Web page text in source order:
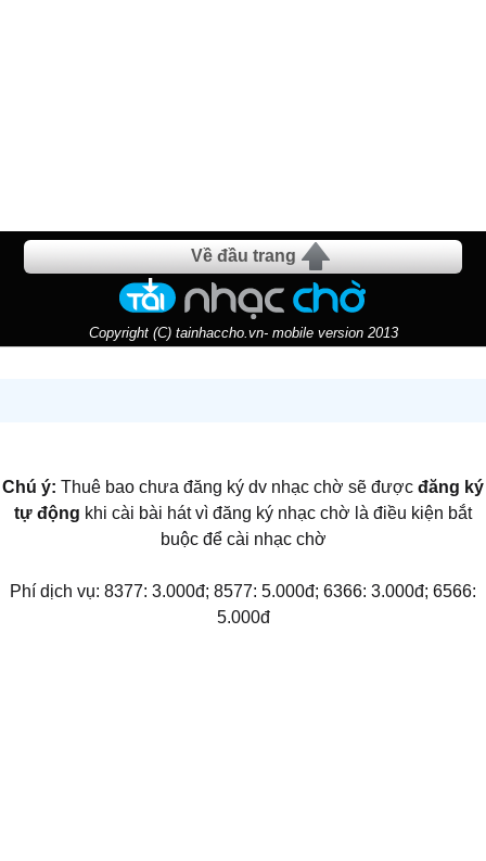
Về đầu trang
Copyright (C) tainhaccho.vn- mobile version 2013
Chú ý: Thuê bao chưa đăng ký dv nhạc chờ sẽ được đăng ký
tự động khi cài bài hát vì đăng ký nhạc chờ là điều kiện bắt
buộc để cài nhạc chờ
Phí dịch vụ: 8377: 3.000đ; 8577: 5.000đ; 6366: 3.000đ; 6566:
5.000đ